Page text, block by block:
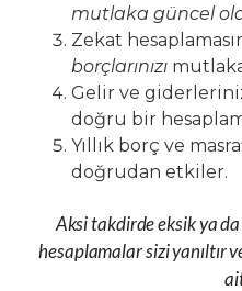
mutlaka güncel
Zekat
borçlarınızı
Gelir ve
doğru bir
Yıllık borç ve
doğrudan etkiler.
Aksi takdirde eksik ya da
hesaplamalar sizi yanıltır